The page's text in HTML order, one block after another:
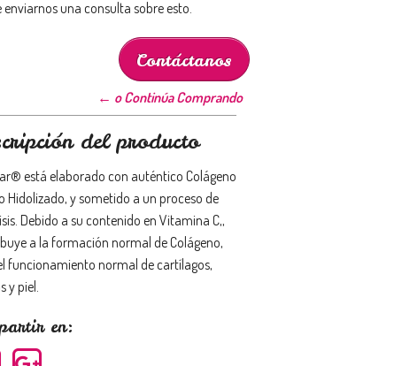
enviarnos una consulta sobre esto.
Contáctanos
← o Continúa Comprando
del producto
está elaborado con auténtico Colágeno
Hidolizado, y sometido a un proceso de
Debido a su contenido en Vitamina C,,
a la formación normal de Colágeno,
funcionamiento normal de cartílagos,
y piel.
en: